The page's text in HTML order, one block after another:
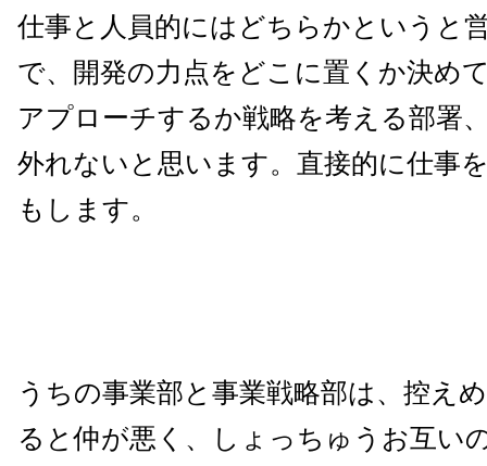
仕事と人員的にはどちらかというと
で、開発の力点をどこに置くか決め
アプローチするか戦略を考える部署
外れないと思います。直接的に仕事
もします。
うちの事業部と事業戦略部は、控え
ると仲が悪く、しょっちゅうお互い